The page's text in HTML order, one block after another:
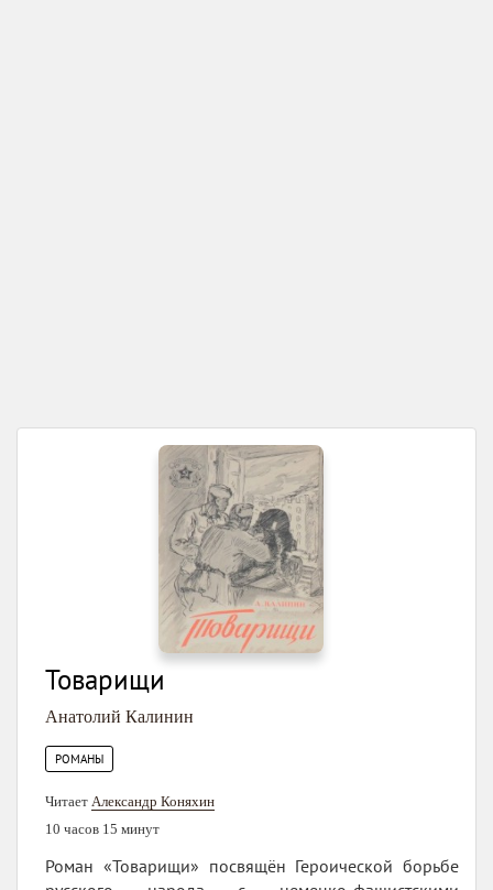
Товарищи
Анатолий Калинин
РОМАНЫ
Читает Александр Коняхин
10 часов 15 минут
Роман «Товарищи» посвящён Героической борьбе